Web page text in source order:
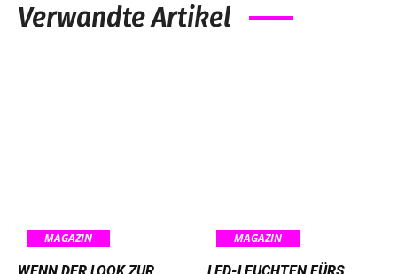
Verwandte Artikel
MAGAZIN MAGAZIN